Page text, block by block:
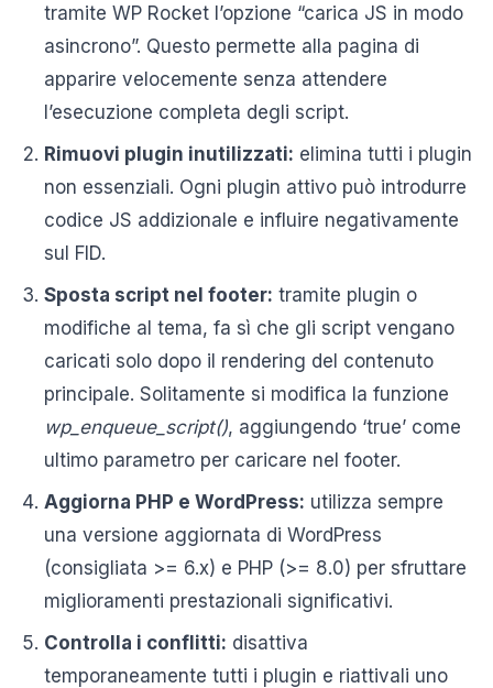
tramite WP Rocket l’opzione “carica JS in modo
asincrono”. Questo permette alla pagina di
apparire velocemente senza attendere
l’esecuzione completa degli script.
Rimuovi plugin inutilizzati: elimina tutti i plugin
non essenziali. Ogni plugin attivo può introdurre
codice JS addizionale e influire negativamente
sul FID.
Sposta script nel footer: tramite plugin o
modifiche al tema, fa sì che gli script vengano
caricati solo dopo il rendering del contenuto
principale. Solitamente si modifica la funzione
wp_enqueue_script(), aggiungendo ‘true’ come
ultimo parametro per caricare nel footer.
Aggiorna PHP e WordPress: utilizza sempre
una versione aggiornata di WordPress
(consigliata >= 6.x) e PHP (>= 8.0) per sfruttare
miglioramenti prestazionali significativi.
Controlla i conflitti: disattiva
temporaneamente tutti i plugin e riattivali uno